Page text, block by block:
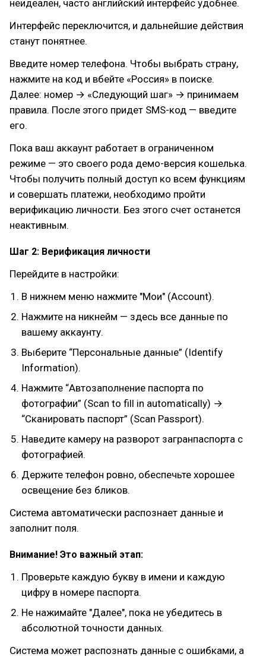
неидеален, часто английский интерфейс удобнее.
Интерфейс переключится, и дальнейшие действия
станут понятнее.
Введите номер телефона. Чтобы выбрать страну,
нажмите на код и вбейте «Россия» в поиске.
Далее: номер → «Следующий шаг» → принимаем
правила. После этого придет SMS-код — введите
его.
Пока ваш аккаунт работает в ограниченном
режиме — это своего рода демо-версия кошелька.
Чтобы получить полный доступ ко всем функциям
и совершать платежи, необходимо пройти
верификацию личности. Без этого счет останется
неактивным.
Шаг 2: Верификация личности
Перейдите в настройки:
В нижнем меню нажмите "Мои" (Account).
Нажмите на никнейм — здесь все данные по
вашему аккаунту.
Выберите “Персональные данные” (Identify
Information).
Нажмите “Автозаполнение паспорта по
фотографии” (Scan to fill in automatically) →
“Сканировать паспорт” (Scan Passport).
Наведите камеру на разворот загранпаспорта с
фотографией.
Держите телефон ровно, обеспечьте хорошее
освещение без бликов.
Система автоматически распознает данные и
заполнит поля.
Внимание! Это важный этап:
Проверьте каждую букву в имени и каждую
цифру в номере паспорта.
Не нажимайте "Далее", пока не убедитесь в
абсолютной точности данных.
Система может распознать данные с ошибками, а